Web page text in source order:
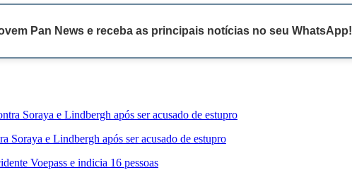
Pan News e receba as principais notícias no seu WhatsApp!
Soraya e Lindbergh após ser acusado de estupro